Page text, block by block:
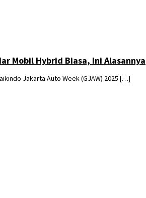
Mobil Hybrid Biasa, Ini Alasannya
Jakarta Auto Week (GJAW) 2025 […]